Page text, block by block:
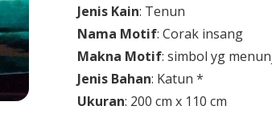
Jenis Kain: Tenun
Nama Motif: Corak insang
Makna Motif: simbol yg
Jenis Bahan: Katun *
Ukuran: 200 cm x 110 cm